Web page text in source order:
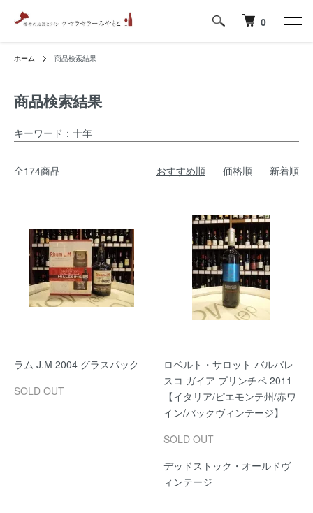
0
ホーム 商品検索結果
商品検索結果
キーワード：十年
全174商品 おすすめ順 価格順 新着順
ラム J.M 2004 グラスパック
SOLD OUT
ロベルト・サロット バルバレ
スコ ガイア プリンチペ 2011
【イタリア/ピエモンテ州/赤ワ
イン/バックヴィンテージ】
SOLD OUT
デッドストック・オールドヴ
ィンテージ